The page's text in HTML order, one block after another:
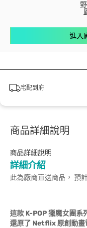
進入
宅配到府
商品詳細說明
商品詳細說明
詳細介紹
此為廠商直送商品， 預
這款 K-POP 獵魔女團
還原了 Netflix 原創動畫